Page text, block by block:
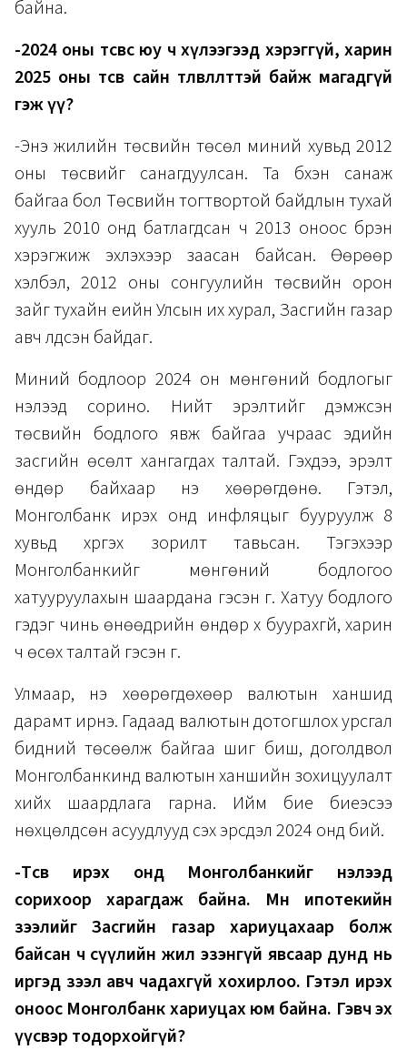
байна.
-2024 оны төсвөөс юу ч хүлээгээд хэрэггүй, харин
2025 оны төсөв сайн төлөвлөлттэй байж магадгүй
гэж үү?
-Энэ жилийн төсвийн төсөл миний хувьд 2012
оны төсвийг санагдуулсан. Та бүхэн санаж
байгаа бол Төсвийн тогтвортой байдлын тухай
хууль 2010 онд батлагдсан ч 2013 оноос бүрэн
хэрэгжиж эхлэхээр заасан байсан. Өөрөөр
хэлбэл, 2012 оны сонгуулийн төсвийн орон
зайг тухайн үеийн Улсын их хурал, Засгийн газар
авч үлдсэн байдаг.
Миний бодлоор 2024 он мөнгөний бодлогыг
нэлээд сорино. Нийт эрэлтийг дэмжсэн
төсвийн бодлого явж байгаа учраас эдийн
засгийн өсөлт хангагдах талтай. Гэхдээ, эрэлт
өндөр байхаар үнэ хөөрөгдөнө. Гэтэл,
Монголбанк ирэх онд инфляцыг бууруулж 8
хувьд хүргэх зорилт тавьсан. Тэгэхээр
Монголбанкийг мөнгөний бодлогоо
хатууруулахын шаардана гэсэн үг. Хатуу бодлого
гэдэг чинь өнөөдрийн өндөр хүү буурахгүй, харин
ч өсөх талтай гэсэн үг.
Улмаар, үнэ хөөрөгдөхөөр валютын ханшид
дарамт ирнэ. Гадаад валютын дотогшлох урсгал
бидний төсөөлж байгаа шиг биш, доголдвол
Монголбанкинд валютын ханшийн зохицуулалт
хийх шаардлага гарна. Ийм бие биеэсээ
нөхцөлдсөн асуудлууд үүсэх эрсдэл 2024 онд бий.
-Төсөв ирэх онд Монголбанкийг нэлээд
сорихоор харагдаж байна. Мөн ипотекийн
зээлийг Засгийн газар хариуцахаар болж
байсан ч сүүлийн жил эзэнгүй явсаар дунд нь
иргэд зээл авч чадахгүй хохирлоо. Гэтэл ирэх
оноос Монголбанк хариуцах юм байна. Гэвч эх
үүсвэр тодорхойгүй?